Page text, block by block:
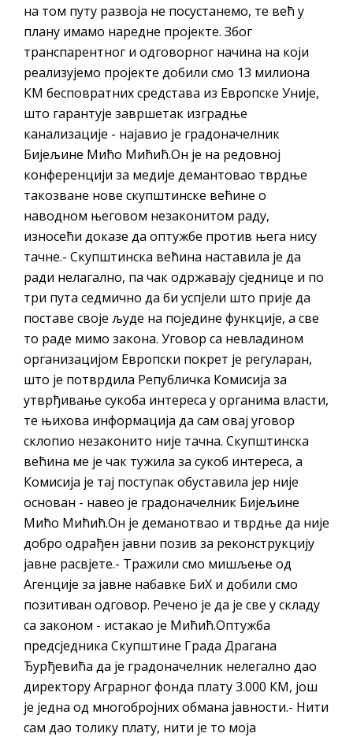
на том путу развоја не посустанемо, те већ у
плану имамо наредне пројекте. Због
транспарентног и одговорног начина на који
реализујемо пројекте добили смо 13 милиона
КМ бесповратних средстава из Европске Уније,
што гарантује завршетак изградње
канализације - најавио је градоначелник
Бијељине Мићо Мићић.Он је на редовној
конференцији за медије демантовао тврдње
такозване нове скупштинске већине о
наводном његовом незаконитом раду,
износећи доказе да оптужбе против њега нису
тачне.- Скупштинска већина наставила је да
ради нелагално, па чак одржавају сједнице и по
три пута седмично да би успјели што прије да
поставе своје људе на поједине функције, а све
то раде мимо закона. Уговор са невладином
организацијом Европски покрет је регуларан,
што је потврдила Републичка Комисија за
утврђивање сукоба интереса у органима власти,
те њихова информација да сам овај уговор
склопио незаконито није тачна. Скупштинска
већина ме је чак тужила за сукоб интереса, а
Комисија је тај поступак обуставила јер није
основан - навео је градоначелник Бијељине
Мићо Мићић.Он је деманотвао и тврдње да није
добро одрађен јавни позив за реконструкцију
јавне расвјете.- Тражили смо мишљење од
Агенције за јавне набавке БиХ и добили смо
позитиван одговор. Речено је да је све у складу
са законом - истакао је Мићић.Оптужба
предсједника Скупштине Града Драгана
Ђурђевића да је градоначелник нелегално дао
директору Аграрног фонда плату 3.000 КМ, још
је једна од многобројних обмана јавности.- Нити
сам дао толику плату, нити је то моја